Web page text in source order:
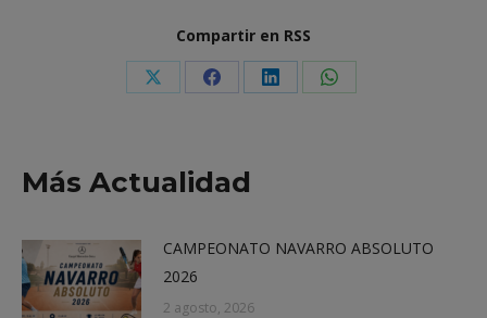
Compartir en RSS
Share Share Share Share
Más Actualidad
CAMPEONATO NAVARRO ABSOLUTO
2026
2 agosto, 2026